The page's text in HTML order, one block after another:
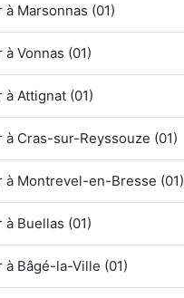
à Marsonnas (01)
Vonnas (01)
à Attignat (01)
à Cras-sur-Reyssouze (01)
à Montrevel-en-Bresse (01)
Buellas (01)
à Bâgé-la-Ville (01)